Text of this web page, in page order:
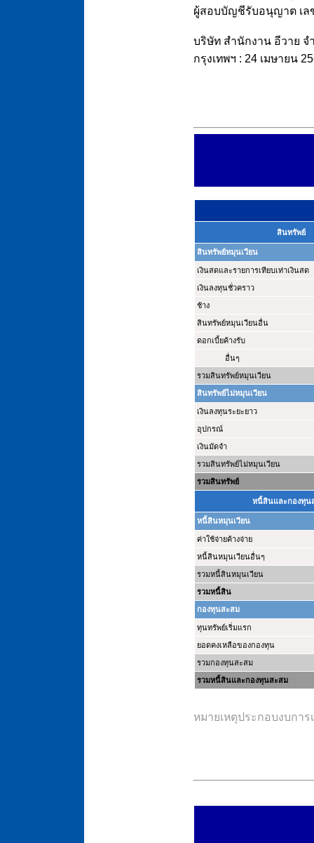
ผู้สอบบัญชีรับอนุญาต เล
บริษัท สำนักงาน อีวาย จ
กรุงเทพฯ : 24 เมษายน
สินทรัพย์
สินทรัพย์หมุนเวียน
เงินสดและรายการเทียบเท่าเงินสด
เงินลงทุนชั่วคราว
ช้าง
สินทรัพย์หมุนเวียนอื่น
ดอกเบี้ยค้างรับ
อื่นๆ
รวมสินทรัพย์หมุนเวียน
สินทรัพย์ไม่หมุนเวียน
เงินลงทุนระยะยาว
อุปกรณ์
เงินมัดจำ
รวมสินทรัพย์ไม่หมุนเวียน
รวมสินทรัพย์
หนี้สินและกองทุน
หนี้สินหมุนเวียน
ค่าใช้จ่ายค้างจ่าย
หนี้สินหมุนเวียนอื่นๆ
รวมหนี้สินหมุนเวียน
รวมหนี้สิน
กองทุนสะสม
ทุนทรัพย์เริ่มแรก
ยอดคงเหลือของกองทุน
รวมกองทุนสะสม
รวมหนี้สินและกองทุนสะสม
หมายเหตุประกอบงบกา